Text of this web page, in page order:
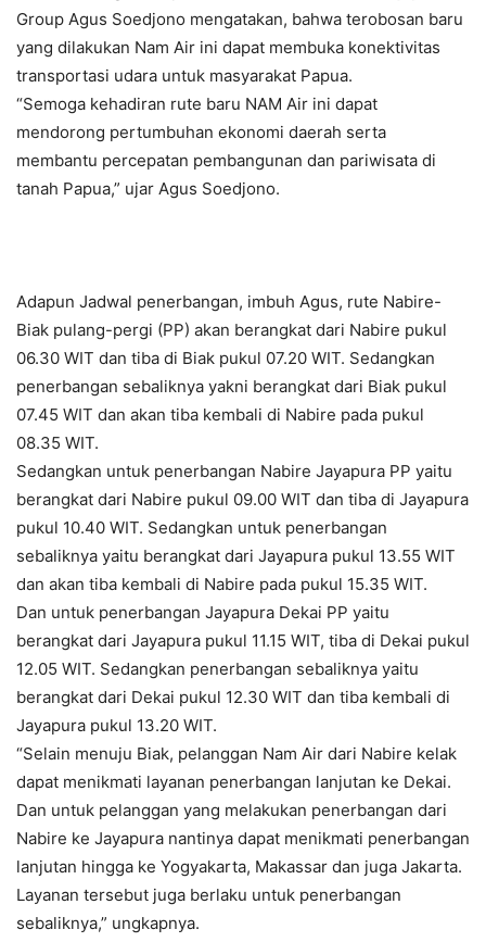
Group Agus Soedjono mengatakan, bahwa terobosan baru
yang dilakukan Nam Air ini dapat membuka konektivitas
transportasi udara untuk masyarakat Papua.
“Semoga kehadiran rute baru NAM Air ini dapat
mendorong pertumbuhan ekonomi daerah serta
membantu percepatan pembangunan dan pariwisata di
tanah Papua,” ujar Agus Soedjono.
Adapun Jadwal penerbangan, imbuh Agus, rute Nabire-
Biak pulang-pergi (PP) akan berangkat dari Nabire pukul
06.30 WIT dan tiba di Biak pukul 07.20 WIT. Sedangkan
penerbangan sebaliknya yakni berangkat dari Biak pukul
07.45 WIT dan akan tiba kembali di Nabire pada pukul
08.35 WIT.
Sedangkan untuk penerbangan Nabire Jayapura PP yaitu
berangkat dari Nabire pukul 09.00 WIT dan tiba di Jayapura
pukul 10.40 WIT. Sedangkan untuk penerbangan
sebaliknya yaitu berangkat dari Jayapura pukul 13.55 WIT
dan akan tiba kembali di Nabire pada pukul 15.35 WIT.
Dan untuk penerbangan Jayapura Dekai PP yaitu
berangkat dari Jayapura pukul 11.15 WIT, tiba di Dekai pukul
12.05 WIT. Sedangkan penerbangan sebaliknya yaitu
berangkat dari Dekai pukul 12.30 WIT dan tiba kembali di
Jayapura pukul 13.20 WIT.
“Selain menuju Biak, pelanggan Nam Air dari Nabire kelak
dapat menikmati layanan penerbangan lanjutan ke Dekai.
Dan untuk pelanggan yang melakukan penerbangan dari
Nabire ke Jayapura nantinya dapat menikmati penerbangan
lanjutan hingga ke Yogyakarta, Makassar dan juga Jakarta.
Layanan tersebut juga berlaku untuk penerbangan
sebaliknya,” ungkapnya.